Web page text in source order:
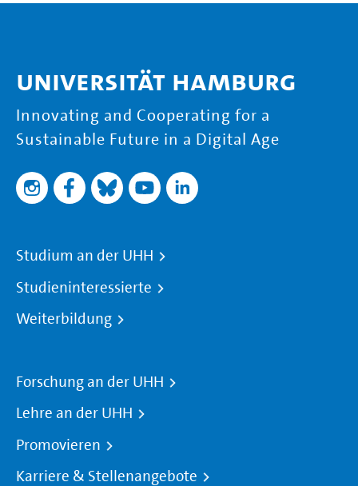
Universität Hamburg
Innovating and Cooperating for a
Sustainable Future in a Digital Age
Studium an der UHH
Studieninteressierte
Weiterbildung
Forschung an der UHH
Lehre an der UHH
Promovieren
Karriere & Stellenangebote